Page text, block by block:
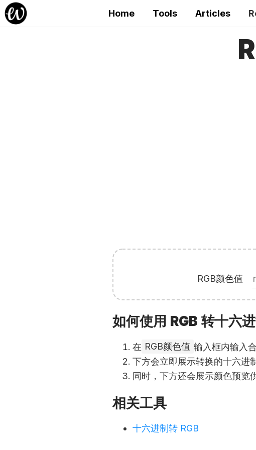
Home Tools Articles
RGB颜色值
如何使用 RGB 转十六
在 RGB颜色值 输入框内输入
下方会立即展示转换的十六进
同时，下方还会展示颜色预览
相关工具
十六进制转 RGB